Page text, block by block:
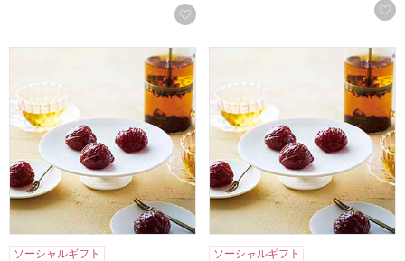
お気に入りに登録する
東京風月堂 マロングラッセ(12個入)[MGL]【年間ギフト】
ソーシャルギフト
東京風月堂 マロングラッセ
ソーシャルギフト